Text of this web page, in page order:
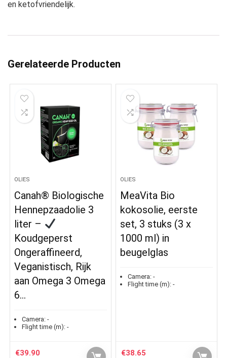
en ketofvriendelijk.
Gerelateerde Producten
OLIES
Canah® Biologische
Hennepzaadolie 3
liter –
Koudgeperst
Ongeraffineerd,
Veganistisch, Rijk
aan Omega 3 Omega
6…
Camera: -
Flight time (m): -
€39.90
OLIES
MeaVita Bio
kokosolie, eerste
set, 3 stuks (3 x
1000 ml) in
beugelglas
Camera: -
Flight time (m): -
€38.65